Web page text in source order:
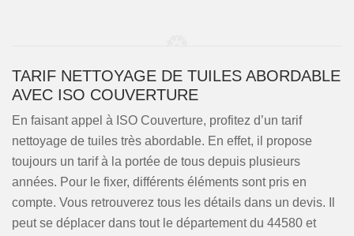
TARIF NETTOYAGE DE TUILES ABORDABLE
AVEC ISO COUVERTURE
En faisant appel à ISO Couverture, profitez d’un tarif
nettoyage de tuiles très abordable. En effet, il propose
toujours un tarif à la portée de tous depuis plusieurs
années. Pour le fixer, différents éléments sont pris en
compte. Vous retrouverez tous les détails dans un devis. Il
peut se déplacer dans tout le département du 44580 et